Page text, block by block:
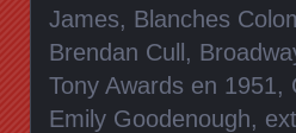
James, Blanches
Brendan Cull,
Tony Awards en 1951,
Emily Goodenough,